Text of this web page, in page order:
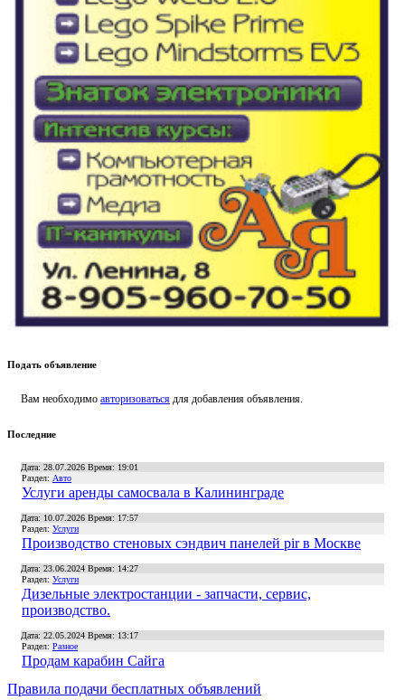
Подать объявление
Вам необходимо авторизоваться для добавления объявления.
Последние
Дата: 28.07.2026 Время: 19:01
Раздел: Авто
Услуги аренды самосвала в Калининграде
Дата: 10.07.2026 Время: 17:57
Раздел: Услуги
Производство стеновых сэндвич панелей pir в Москве
Дата: 23.06.2024 Время: 14:27
Раздел: Услуги
Дизельные электростанции - запчасти, сервис,
производство.
Дата: 22.05.2024 Время: 13:17
Раздел: Разное
Продам карабин Сайга
Правила подачи бесплатных объявлений